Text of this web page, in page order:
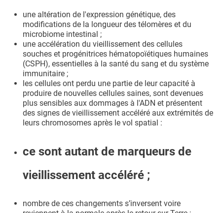
une altération de l'expression génétique, des
modifications de la longueur des télomères et du
microbiome intestinal ;
une accélération du vieillissement des cellules
souches et progénitrices hématopoïétiques humaines
(CSPH), essentielles à la santé du sang et du système
immunitaire ;
les cellules ont perdu une partie de leur capacité à
produire de nouvelles cellules saines, sont devenues
plus sensibles aux dommages à l'ADN et présentent
des signes de vieillissement accéléré aux extrémités de
leurs chromosomes après le vol spatial :
ce sont autant de marqueurs de
vieillissement accéléré ;
nombre de ces changements s’inversent voire